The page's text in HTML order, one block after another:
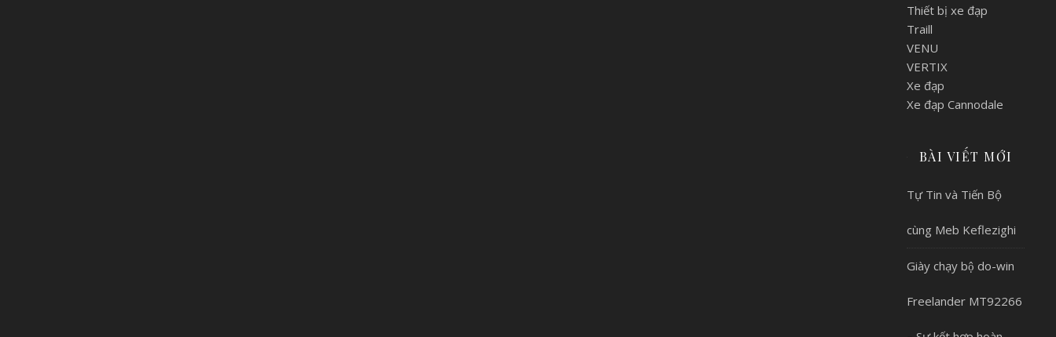
Thiết bị xe đạp
Traill
VENU
VERTIX
Xe đạp
Xe đạp Cannodale
BÀI VIẾT MỚI
Tự Tin và Tiến Bộ
cùng Meb Keflezighi
Giày chạy bộ do-win
Freelander MT92266